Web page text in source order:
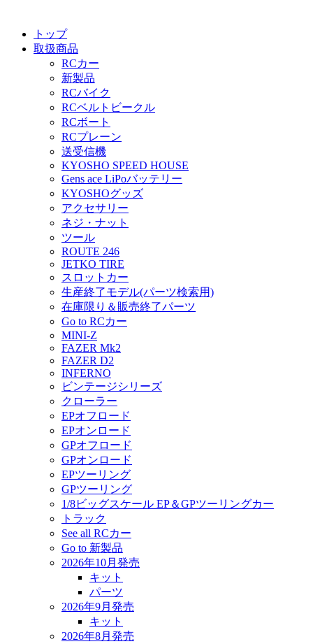
トップ
取扱商品
RCカー
新製品
RCバイク
RCベルトビークル
RCボート
RCプレーン
送受信機
KYOSHO SPEED HOUSE
Gens ace LiPoバッテリー
KYOSHOグッズ
アクセサリー
ネジ・ナット
ツール
ROUTE 246
JETKO TIRE
スロットカー
生産終了モデル(パーツ検索用)
在庫限り＆販売終了パーツ
Go to RCカー
MINI-Z
FAZER Mk2
FAZER D2
INFERNO
ビンテージシリーズ
クローラー
EPオフロード
EPオンロード
GPオフロード
GPオンロード
EPツーリング
GPツーリング
1/8ビッグスケール EP＆GPツーリングカー
トラック
See all RCカー
Go to 新製品
2026年10月発売
キット
パーツ
2026年9月発売
キット
2026年8月発売